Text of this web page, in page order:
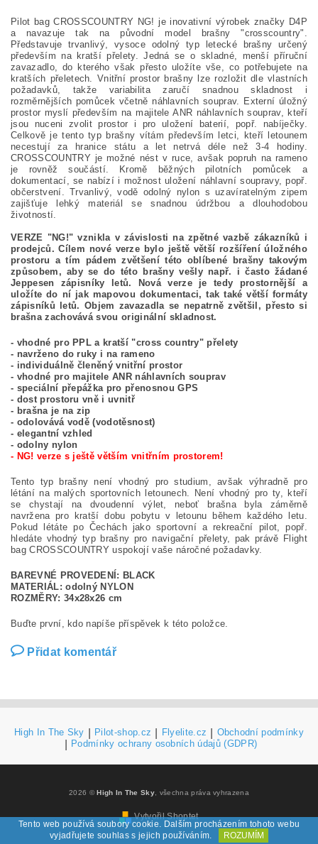
Pilot bag CROSSCOUNTRY NG! je inovativní výrobek značky D4P
a navazuje tak na původní model brašny "crosscountry".
Představuje trvanlivý, vysoce odolný typ letecké brašny určený
především na kratší přelety. Jedná se o skladné, menší příruční
zavazadlo, do kterého však přesto uložíte vše, co potřebujete na
kratších přeletech. Vnitřní prostor brašny lze rozložit dle vlastních
požadavků, takže variabilita zaručí snadnou skladnost i
rozměrnějších pomůcek včetně náhlavních souprav. Externí úložný
prostor myslí především na majitele ANR náhlavních souprav, kteří
jsou nuceni zvolit prostor i pro uložení baterií, popř. nabíječky.
Celkově je tento typ brašny vítám především letci, kteří letounem
necestují za hranice státu a let netrvá déle než 3-4 hodiny.
CROSSCOUNTRY je možné nést v ruce, avšak popruh na rameno
je rovněž součástí. Kromě běžných pilotních pomůcek a
dokumentací, se nabízí i možnost uložení náhlavní soupravy, popř.
občerstvení. Trvanlivý, vodě odolný nylon s uzavíratelným zipem
zajišťuje lehký materiál se snadnou údržbou a dlouhodobou
životností.
VERZE "NG!" vznikla v závislosti na zpětné vazbě zákazníků i
prodejců. Cílem nové verze bylo ještě větší rozšíření úložného
prostoru a tím pádem zvětšení této oblíbené brašny takovým
způsobem, aby se do této brašny vešly např. i často žádané
Jeppesen zápisníky letů. Nová verze je tedy prostornější a
uložíte do ní jak mapovou dokumentaci, tak také větší formáty
zápisníků letů. Objem zavazadla se nepatrně zvětšil, přesto si
brašna zachovává svou originální skladnost.
- vhodné pro PPL a kratší "cross country" přelety
- navrženo do ruky i na rameno
- individuálně členěný vnitřní prostor
- vhodné pro majitele ANR náhlavních souprav
- speciální přepážka pro přenosnou GPS
- dost prostoru vně i uvnitř
- brašna je na zip
- odolovává vodě (vodotěsnost)
- elegantní vzhled
- odolny nylon
- NG! verze s ještě větším vnitřním prostorem!
Tento typ brašny není vhodný pro studium, avšak výhradně pro
létání na malých sportovních letounech. Není vhodný pro ty, kteří
se chystají na dvoudenní výlet, neboť brašna byla záměrně
navržena pro kratší dobu pobytu v letounu během každého letu.
Pokud létáte po Čechách jako sportovní a rekreační pilot, popř.
hledáte vhodný typ brašny pro navigační přelety, pak právě Flight
bag CROSSCOUNTRY uspokojí vaše náročné požadavky.
BAREVNÉ PROVEDENÍ: BLACK
MATERIÁL: odolný NYLON
ROZMĚRY: 34x28x26 cm
Buďte první, kdo napíše příspěvek k této položce.
Přidat komentář
High In The Sky Pilot-shop.cz Flyelite.cz Obchodní podmínky
Podmínky ochrany osobních údajů (GDPR)
2026 ©High In The Sky , všechna práva vyhrazena
Vytvořil Shoptet
Tento web používá soubory cookie. Dalším procházením tohoto webu
vyjadřujete souhlas s jejich používáním.
ROZUMÍM